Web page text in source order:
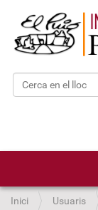
Cerca
Inici Usuaris